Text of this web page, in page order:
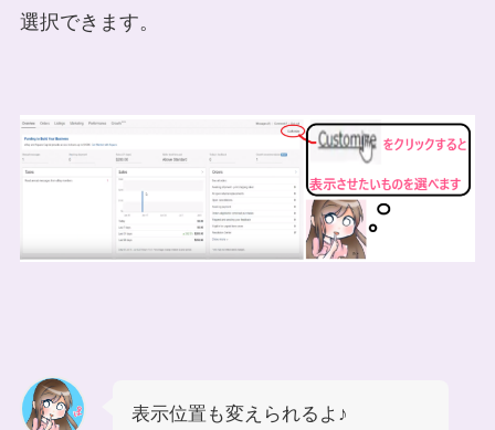
選択できます。
表示位置も変えられるよ♪